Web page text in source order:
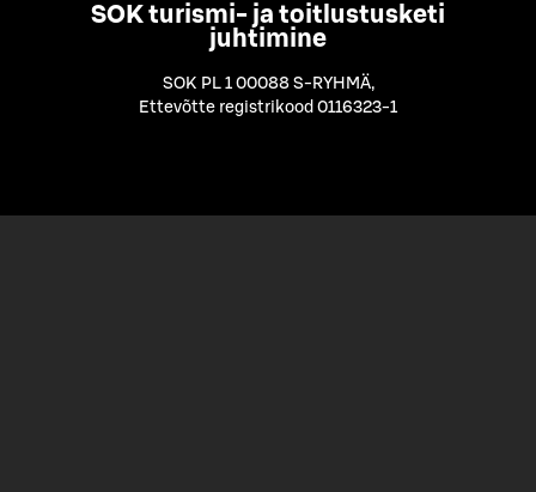
SOK turismi- ja toitlustusketi
juhtimine
SOK PL 1 00088 S-RYHMÄ,
Ettevõtte registrikood 0116323-1